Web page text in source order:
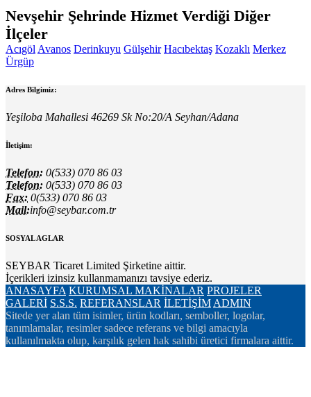
Nevşehir Şehrinde Hizmet Verdiği Diğer
İlçeler
Acıgöl Avanos Derinkuyu Gülşehir Hacıbektaş Kozaklı Merkez
Ürgüp
Adres Bilgimiz:
Yeşiloba Mahallesi 46269 Sk No:20/A Seyhan/Adana
İletişim:
Telefon: 0(533) 070 86 03
Telefon: 0(533) 070 86 03
Fax: 0(533) 070 86 03
Mail:info@seybar.com.tr
SOSYAL AGLAR
SEYBAR Ticaret Limited Şirketine aittir.
İçerikleri izinsiz kullanmamanızı tavsiye ederiz.
ANASAYFA KURUMSAL MAKİNALAR PROJELER
GALERİ S.S.S. REFERANSLAR İLETİŞİM ADMIN
Sitede yer alan tüm isimler, ürün kodları, semboller, logolar,
tanımlamalar, resimler sadece referans ve bilgi amacıyla
kullanılmakta olup, karşılık gelen hak sahibi üretici firmalara aittir.